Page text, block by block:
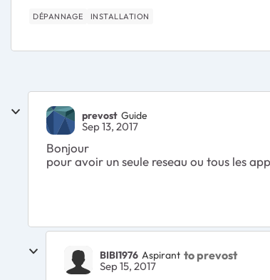
DÉPANNAGE INSTALLATION
prevost Guide
Sep 13, 2017
Bonjour
pour avoir un seule reseau ou tous les
BIBI1976 Aspirant to prevost
Sep 15, 2017